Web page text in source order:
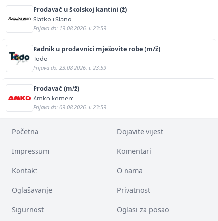
Prodavač u školskoj kantini (ž)
Slatko i Slano
Prijava do: 19.08.2026. u 23:59
Radnik u prodavnici mješovite robe (m/ž)
Todo
Prijava do: 23.08.2026. u 23:59
Prodavač (m/ž)
Amko komerc
Prijava do: 09.08.2026. u 23:59
Početna Dojavite vijest
Impressum Komentari
Kontakt O nama
Oglašavanje Privatnost
Sigurnost Oglasi za posao